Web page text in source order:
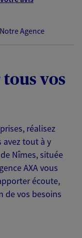
Notre Agence
tous vos
réalisez
avez tout à y
Nîmes, située
AXA vous
écoute,
de vos besoins